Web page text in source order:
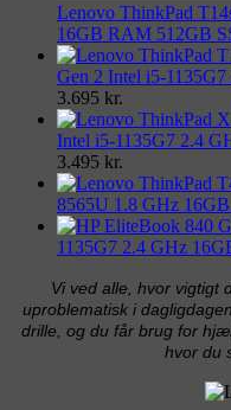
Lenovo ThinkPad
16GB RAM 512GB
Gen 2 Intel i5-
3.695 kr.
Intel i5-1135G7 2.4
3.495 kr.
8565U 1.8 GHz
1135G7 2.4 GHz
Vi ved alle, hvor vigtigt
uproblematisk i
drille, og du får brug for
hvor du